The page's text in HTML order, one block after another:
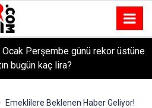
Ocak Perşembe günü rekor üstüne
bugün kaç lira?
Emeklilere Beklenen Haber Geliyor!